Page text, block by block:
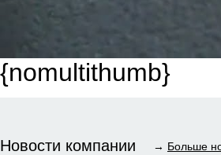
{nomultithumb}
Новости компании → Больше